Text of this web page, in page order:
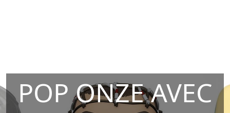
POP ONZE AVEC